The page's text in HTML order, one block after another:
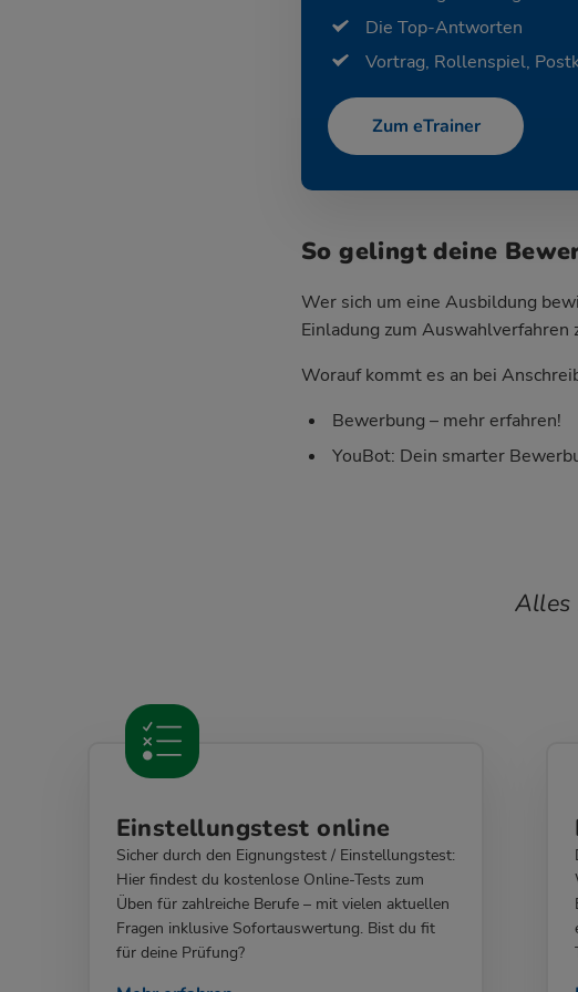
Die Top-Antworten
Vortrag, Rollenspiel,
Zum eTrainer
So gelingt deine
Wer sich um eine Ausbildung
Einladung zum
Worauf kommt es an bei
Bewerbung – mehr erfahren!
YouBot: Dein smarter
Alles
Einstellungstest online
Sicher durch den Eignungstest / Einstellungstest:
Hier findest du kostenlose Online-Tests zum
Üben für zahlreiche Berufe – mit vielen aktuellen
Fragen inklusive Sofortauswertung. Bist du fit
für deine Prüfung?